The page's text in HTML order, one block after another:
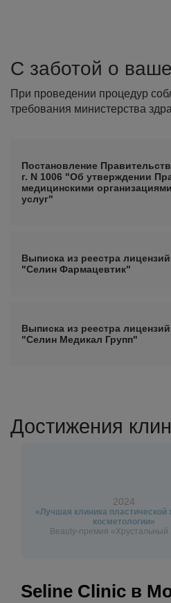
С заботой о
При проведении процедур
требования министерства
Постановление
г. N 1006 "Об утверждении
медицинскими
услуг"
Выписка из реестра
"Селин Фармацевтик"
Выписка из реестра
"Селин Медикал Групп"
Достижения
2024
«Лучшая клиника пластической
косметологии»
Beauty-премия «Хрустальный
Seline Clinic в